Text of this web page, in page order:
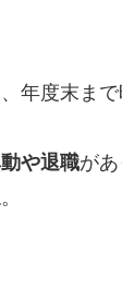
年度末ま
や退職があ